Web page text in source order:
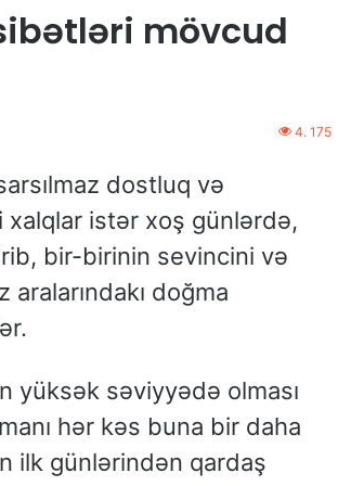
mövcud
4. 175
dostluq və
xalqlar istər xoş günlərdə,
bir-birinin sevincini və
doğma
yüksək səviyyədə olması
hər kəs buna bir daha
ilk günlərindən qardaş